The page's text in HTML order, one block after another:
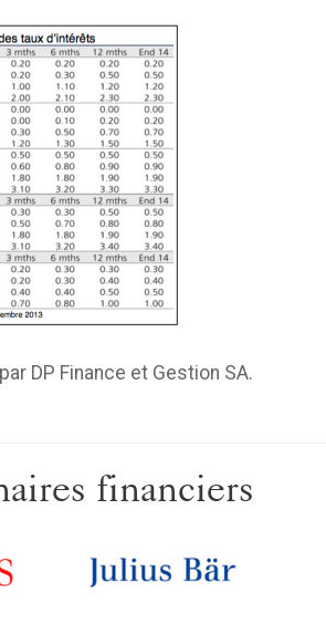
DP Finance et Gestion SA.
financiers